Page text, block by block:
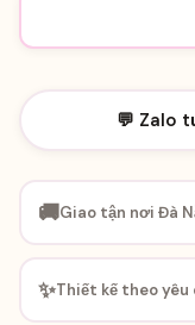
💬 Zalo
🚚Giao tận nơi Đà
✨Thiết kế theo yêu